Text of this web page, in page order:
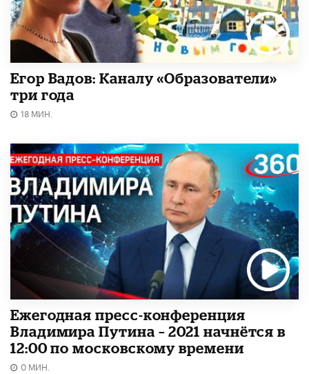
Егор Вадов: Каналу «Образователи»
три года
18 МИН.
Ежегодная пресс-конференция
Владимира Путина – 2021 начнётся в
12:00 по московскому времени
0 МИН.